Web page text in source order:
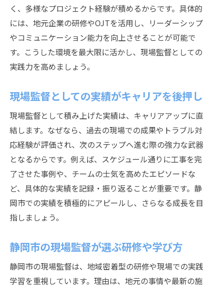
く、多様なプロジェクト経験が積めるからです。具体的
には、地元企業の研修やOJTを活用し、リーダーシップ
やコミュニケーション能力を向上させることが可能で
す。こうした環境を最大限に活かし、現場監督としての
実践力を高めましょう。
現場監督としての実績がキャリアを後押し
現場監督として積み上げた実績は、キャリアアップに直
結します。なぜなら、過去の現場での成果やトラブル対
応経験が評価され、次のステップへ進む際の強力な武器
となるからです。例えば、スケジュール通りに工事を完
了させた事例や、チームの士気を高めたエピソードな
ど、具体的な実績を記録・振り返ることが重要です。静
岡市での実績を積極的にアピールし、さらなる成長を目
指しましょう。
静岡市の現場監督が選ぶ研修や学び方
静岡市の現場監督は、地域密着型の研修や現場での実践
学習を重視しています。理由は、地元の事情や最新の施